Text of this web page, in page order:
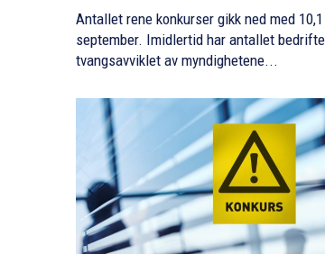
Antallet rene konkurser gikk ned med
september. Imidlertid har antallet
tvangsavviklet av myndighetene...